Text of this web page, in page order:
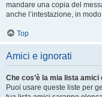
mandare una copia del
anche l’intestazione, in
Top
Amici e ignorati
Che cos’è la mia lista amici
Puoi usare queste liste per